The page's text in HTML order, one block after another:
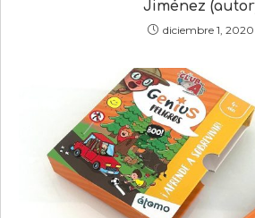
Jiménez
diciembre 1, 2020